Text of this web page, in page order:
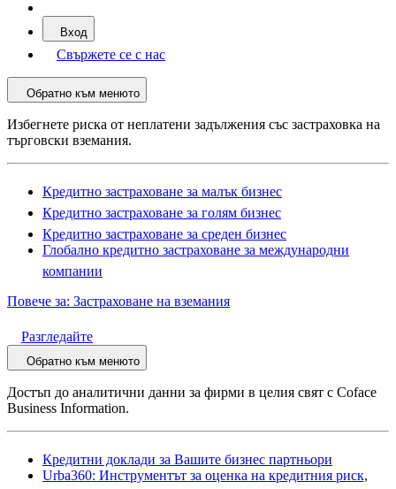
Вход
Свържете се с нас
Обратно към менюто
Избегнете риска от неплатени задължения със застраховка на
търговски вземания.
Кредитно застраховане за малък бизнес
Кредитно застраховане за голям бизнес
Кредитно застраховане за среден бизнес
Глобално кредитно застраховане за международни
компании
Повече за: Застраховане на вземания
Разгледайте
Обратно към менюто
Достъп до аналитични данни за фирми в целия свят с Coface
Business Information.
Кредитни доклади за Вашите бизнес партньори
Urba360: Инструментът за оценка на кредитния риск,